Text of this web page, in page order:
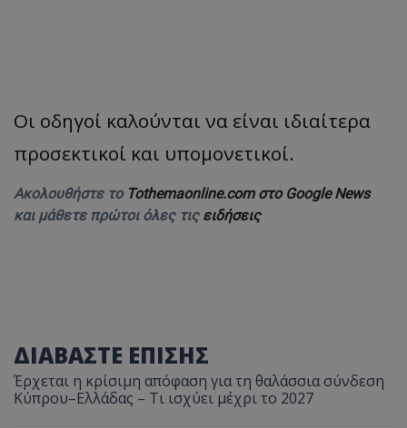
Οι οδηγοί καλούνται να είναι ιδιαίτερα
προσεκτικοί και υπομονετικοί.
Ακολουθήστε το Tothemaonline.com στο Google News
και μάθετε πρώτοι όλες τις ειδήσεις
ΔΙΑΒΑΣΤΕ ΕΠΙΣΗΣ
Έρχεται η κρίσιμη απόφαση για τη θαλάσσια σύνδεση
Κύπρου–Ελλάδας – Τι ισχύει μέχρι το 2027